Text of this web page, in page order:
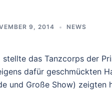
9, 2014 NEWS
stellte das Tanzcorps der
dafür geschmückten
und Große Show) zeigten